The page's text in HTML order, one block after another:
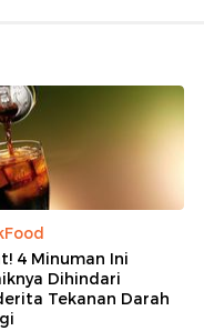
4 Minuman Ini
Dihindari
Tekanan Darah